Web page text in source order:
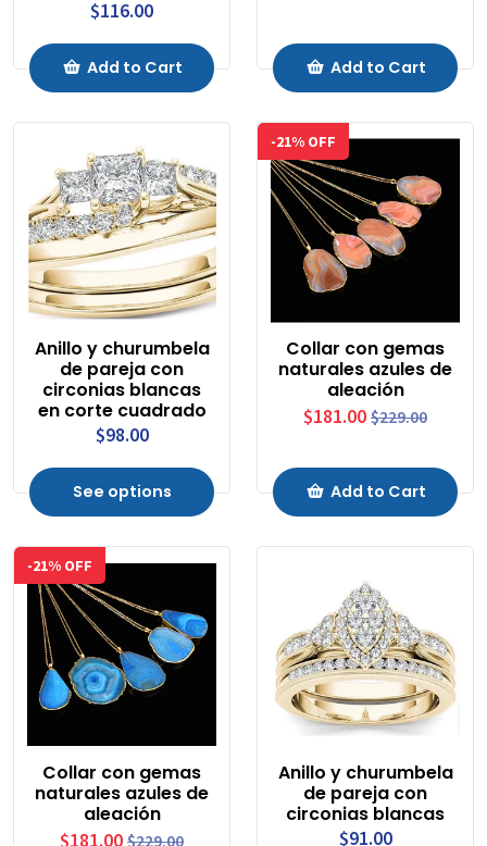
$116.00
Add to Cart Add to Cart
Anillo y churumbela
de pareja con
circonias blancas
en corte cuadrado
$98.00
See options
-21% OFF
Collar con gemas
naturales azules de
aleación
$181.00 $229.00
Add to Cart
-21% OFF
Collar con gemas
naturales azules de
aleación
$181.00 $229.00
Anillo y churumbela
de pareja con
circonias blancas
$91.00